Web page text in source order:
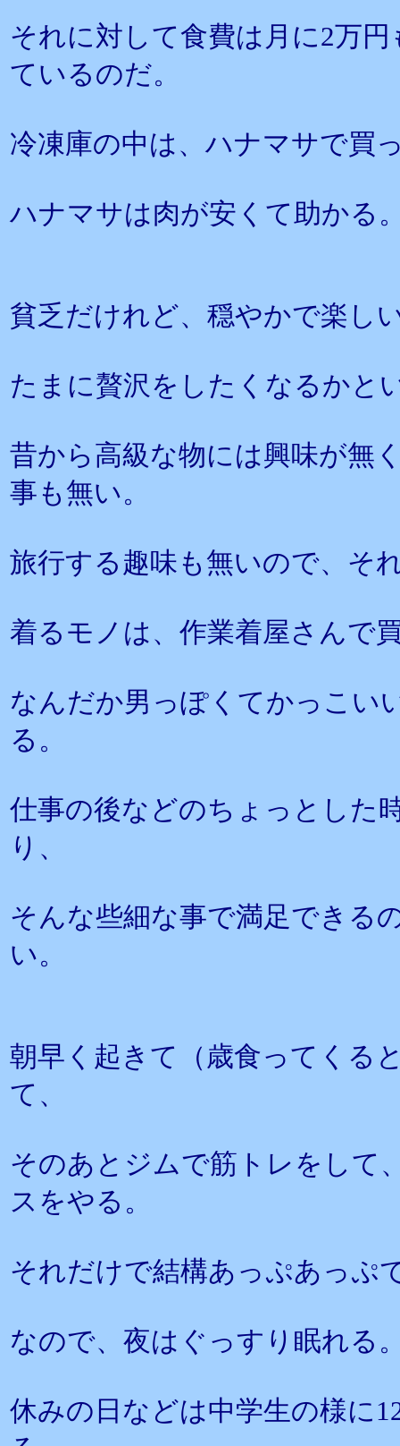
それに対して食費は月に2万
ているのだ。
冷凍庫の中は、ハナマサで買
ハナマサは肉が安くて助かる
貧乏だけれど、穏やかで楽し
たまに贅沢をしたくなるかと
昔から高級な物には興味が無
事も無い。
旅行する趣味も無いので、そ
着るモノは、作業着屋さんで
なんだか男っぽくてかっこい
る。
仕事の後などのちょっとした
り、
そんな些細な事で満足できる
い。
朝早く起きて（歳食ってくる
て、
そのあとジムで筋トレをして
スをやる。
それだけで結構あっぷあっぷ
なので、夜はぐっすり眠れる
休みの日などは中学生の様に